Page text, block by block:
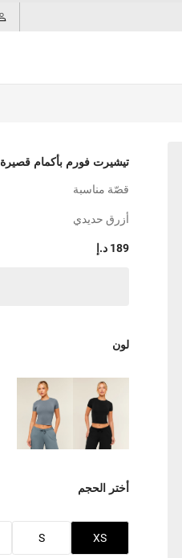
تيشيرت فورم بأكمام قصيرة
قصّة مناسبة
أزرق حديدي
189 د.إ
لون
أختر الحجم
XS
S